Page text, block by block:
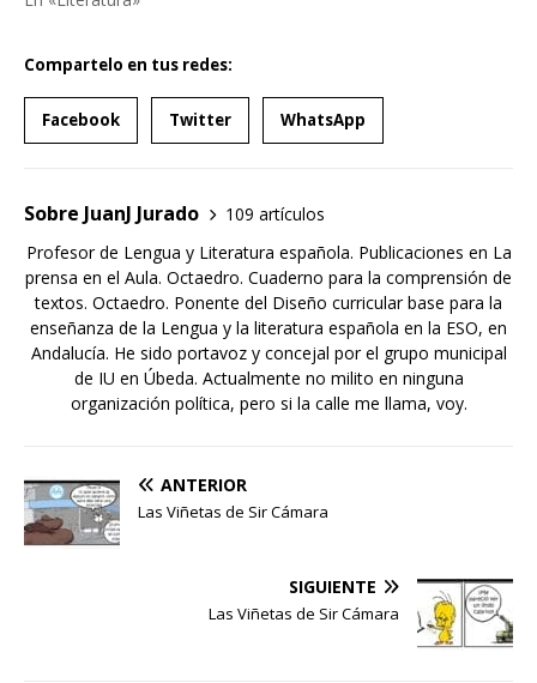
Compartelo en tus redes:
Facebook Twitter WhatsApp
Sobre JuanJ Jurado
109 artículos
Profesor de Lengua y Literatura española. Publicaciones en La
prensa en el Aula. Octaedro. Cuaderno para la comprensión de
textos. Octaedro. Ponente del Diseño curricular base para la
enseñanza de la Lengua y la literatura española en la ESO, en
Andalucía. He sido portavoz y concejal por el grupo municipal
de IU en Úbeda. Actualmente no milito en ninguna
organización política, pero si la calle me llama, voy.
ANTERIOR
Las Viñetas de Sir Cámara
SIGUIENTE
Las Viñetas de Sir Cámara